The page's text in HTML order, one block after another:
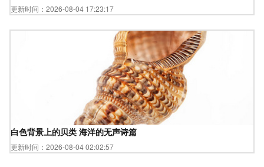
更新时间：2026-08-04 17:23:17
白色背景上的贝类 海洋的无声诗篇
更新时间：2026-08-04 02:02:57